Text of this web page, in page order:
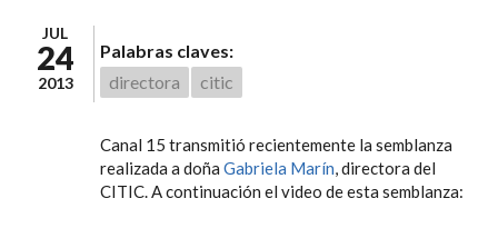
JUL
24
2013
Palabras claves:
directora
citic
Canal 15 transmitió recientemente la semblanza
realizada a doña Gabriela Marín, directora del
CITIC. A continuación el video de esta semblanza: